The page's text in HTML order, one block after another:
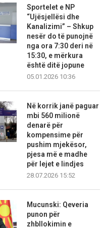
Sportelet e NP
“Ujësjellësi dhe
Kanalizimi” – Shkup
nesër do të punojnë
nga ora 7:30 deri në
15:30, e mërkura
është ditë jopune
05.01.2026 10:36
Në korrik janë paguar
mbi 560 milionë
denarë për
kompensime për
pushim mjekësor,
pjesa më e madhe
për lejet e lindjes
28.07.2026 15:52
Mucunski: Qeveria
punon për
zhbllokimin e